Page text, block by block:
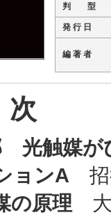
判 型
発 行 日
編 著 者
次
光触媒が
ョンA 招
の原理